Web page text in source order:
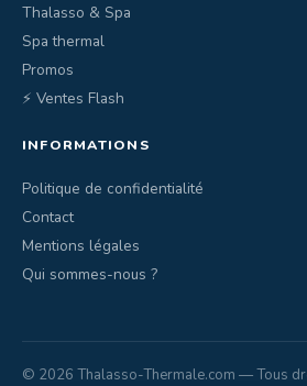
Thalasso & Spa
Spa thermal
Promos
⚡ Ventes Flash
INFORMATIONS
Politique de confidentialité
Contact
Mentions légales
Qui sommes-nous ?
© 2026 Thalasso-Thermale.com — Tous